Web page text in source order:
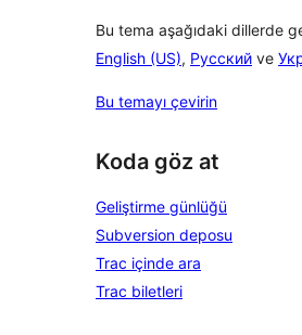
Bu tema aşağıdaki dillerde
English (US), Русский ve
Bu temayı çevirin
Koda göz at
Geliştirme günlüğü
Subversion deposu
Trac içinde ara
Trac biletleri